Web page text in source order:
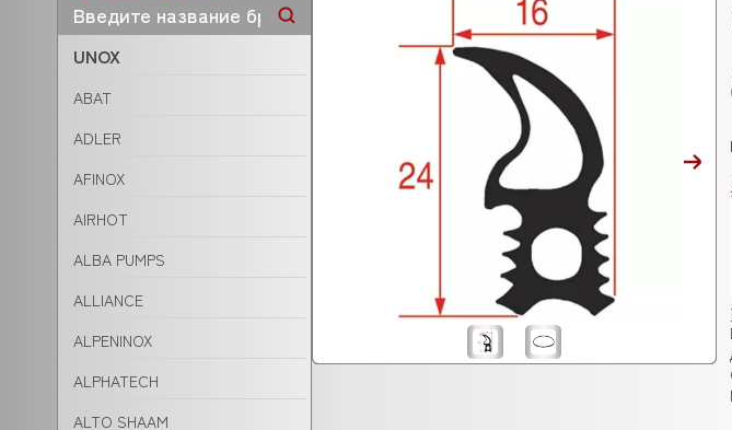
UNOX
ABAT
ADLER
AFINOX
AIRHOT
ALBA PUMPS
ALLIANCE
ALPENINOX
ALPHATECH
ALTO SHAAM